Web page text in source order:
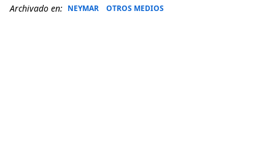
Archivado en: NEYMAR OTROS MEDIOS